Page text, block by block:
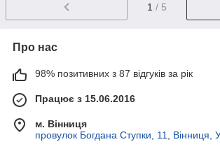
1 / 5
Про нас
98% позитивних з 87 відгуків за рік
Працює з 15.06.2016
м. Вінниця
провулок Богдана Ступки, 11, Вінниця,